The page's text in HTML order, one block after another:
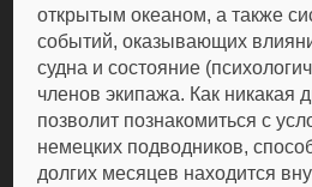
открытым океаном, а также
событий, оказывающих
судна и состояние
членов экипажа. Как никакая
позволит познакомиться с
немецких подводников,
долгих месяцев находится